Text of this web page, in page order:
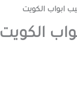
ابواب الكويت
الكويت